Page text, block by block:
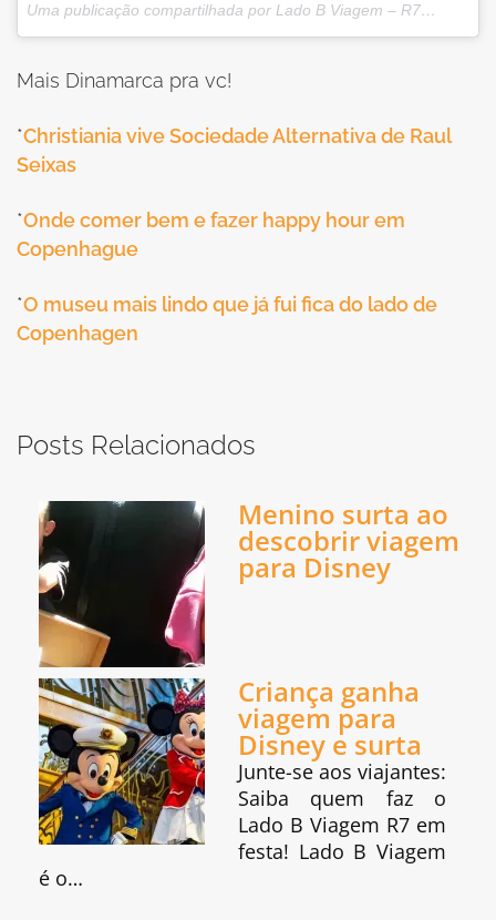
Uma publicação compartilhada por Lado B Viagem – R7 (@ladobviagem) em
Mais Dinamarca pra vc!
*Christiania vive Sociedade Alternativa de Raul
Seixas
*Onde comer bem e fazer happy hour em
Copenhague
*O museu mais lindo que já fui fica do lado de
Copenhagen
Posts Relacionados
Menino surta ao
descobrir viagem
para Disney
Criança ganha
viagem para
Disney e surta
Junte-se aos viajantes:
Saiba quem faz o
Lado B Viagem R7 em
festa! Lado B Viagem
é o…